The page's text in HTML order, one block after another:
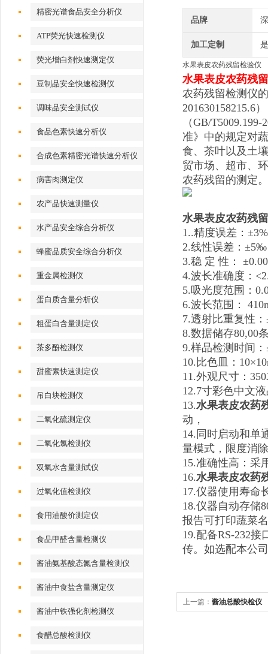
精密光谱食品安全分析仪
ATP荧光快速检测仪
荧光增白剂快速测定仪
豆制品安全快速检测仪
调味品安全测试仪
食品色素快速分析仪
合成色素精密光谱快速分析仪
病害肉测定仪
农产品快速测量仪
水产品安全综合分析仪
蜂蜜品质安全综合分析仪
重金属检测仪
蛋白质含量分析仪
粗蛋白含量测定仪
茶多酚检测仪
甜蜜素快速测定仪
吊白块检测仪
二氧化硫测定仪
二氧化氯检测仪
双氧水含量测试仪
过氧化值检测仪
食用油酸价测定仪
食品甲醛含量检测仪
酱油氨基酸态氮含量检测仪
酱油中食盐含量测定仪
酱油中铁强化剂检测仪
食醋总酸检测仪
品牌
加工定制 是
水果表皮农药残留检验仪
水果表皮农药残
农药残留检测仪
201630158215.6
（GB/
准》中的规定对
食、茶叶以及土
贸市场、超市、
农药残留的测定。
水果表皮农药残留
1..精度误差：±3%
2.线性误差：±5‰
3.稳 定 性：
4.波长准确度：
5.吸光度范围：
6.波长范围：
7.透射比重复性：
8.数据储存80,00
9.样品检测时间
10.比色皿：
11.外观尺寸：
12.7寸彩色中文
13.水果表皮农药
动，
14.同时启动和单
量模式，限度消
15.准确性高：采
16.水果表皮农药
17.仪器使用寿命
18.仪器自动存储
报告可打印蔬菜
19.配备RS-232
传。如选配本公
上一篇： 酱油总酸快检仪